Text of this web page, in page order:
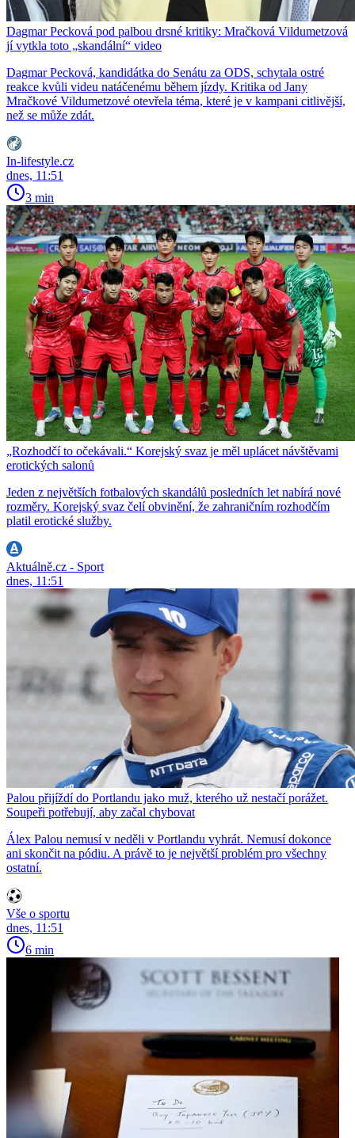
Dagmar Pecková pod palbou drsné kritiky: Mračková Vildumetzová
jí vytkla toto „skandální“ video
Dagmar Pecková, kandidátka do Senátu za ODS, schytala ostré
reakce kvůli videu natáčenému během jízdy. Kritika od Jany
Mračkové Vildumetzové otevřela téma, které je v kampani citlivější,
než se může zdát.
In-lifestyle.cz
dnes, 11:51
3 min
„Rozhodčí to očekávali.“ Korejský svaz je měl uplácet návštěvami
erotických salonů
Jeden z největších fotbalových skandálů posledních let nabírá nové
rozměry. Korejský svaz čelí obvinění, že zahraničním rozhodčím
platil erotické služby.
Aktuálně.cz - Sport
dnes, 11:51
Palou přijíždí do Portlandu jako muž, kterého už nestačí porážet.
Soupeři potřebují, aby začal chybovat
Álex Palou nemusí v neděli v Portlandu vyhrát. Nemusí dokonce
ani skončit na pódiu. A právě to je největší problém pro všechny
ostatní.
Vše o sportu
dnes, 11:51
6 min